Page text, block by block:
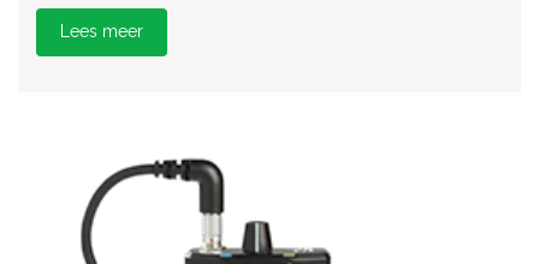
Lees meer